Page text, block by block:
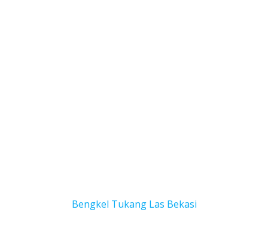
Bengkel Tukang Las Bekasi